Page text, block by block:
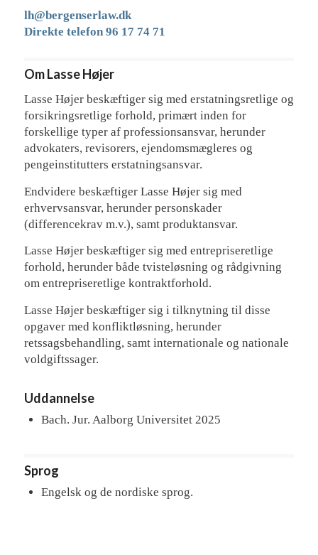
lh@bergenserlaw.dk
Direkte telefon 96 17 74 71
Om Lasse Højer
Lasse Højer beskæftiger sig med erstatningsretlige og
forsikringsretlige forhold, primært inden for
forskellige typer af professionsansvar, herunder
advokaters, revisorers, ejendomsmægleres og
pengeinstitutters erstatningsansvar.
Endvidere beskæftiger Lasse Højer sig med
erhvervsansvar, herunder personskader
(differencekrav m.v.), samt produktansvar.
Lasse Højer beskæftiger sig med entrepriseretlige
forhold, herunder både tvisteløsning og rådgivning
om entrepriseretlige kontraktforhold.
Lasse Højer beskæftiger sig i tilknytning til disse
opgaver med konfliktløsning, herunder
retssagsbehandling, samt internationale og nationale
voldgiftssager.
Uddannelse
Bach. Jur. Aalborg Universitet 2025
Sprog
Engelsk og de nordiske sprog.